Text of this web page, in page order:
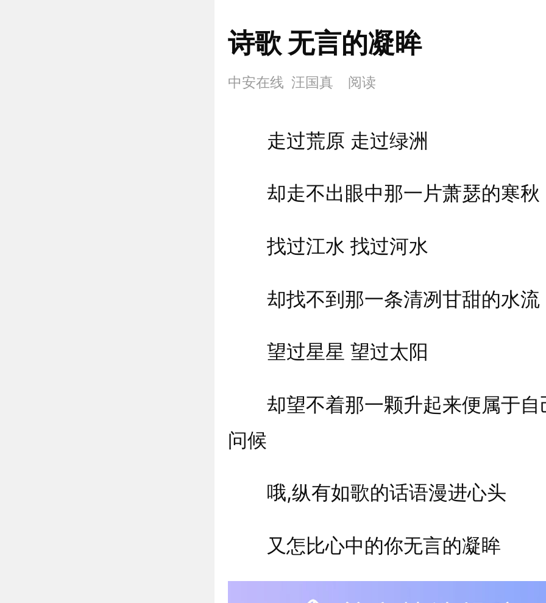
诗歌 无言的凝眸
中安在线 汪国真 阅读
走过荒原 走过绿洲
却走不出眼中那一片萧瑟的寒秋
找过江水 找过河水
却找不到那一条清冽甘甜的水流
望过星星 望过太阳
却望不着那一颗升起来便属于自
问候
哦,纵有如歌的话语漫进心头
又怎比心中的你无言的凝眸